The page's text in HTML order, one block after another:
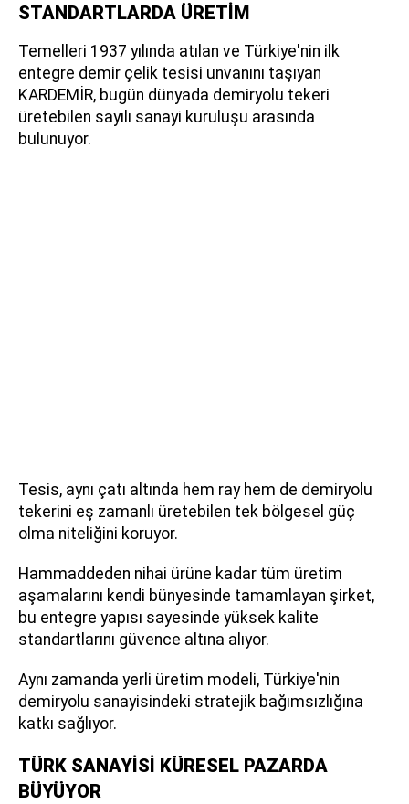
STANDARTLARDA ÜRETİM
Temelleri 1937 yılında atılan ve Türkiye'nin ilk
entegre demir çelik tesisi unvanını taşıyan
KARDEMİR, bugün dünyada demiryolu tekeri
üretebilen sayılı sanayi kuruluşu arasında
bulunuyor.
Tesis, aynı çatı altında hem ray hem de demiryolu
tekerini eş zamanlı üretebilen tek bölgesel güç
olma niteliğini koruyor.
Hammaddeden nihai ürüne kadar tüm üretim
aşamalarını kendi bünyesinde tamamlayan şirket,
bu entegre yapısı sayesinde yüksek kalite
standartlarını güvence altına alıyor.
Aynı zamanda yerli üretim modeli, Türkiye'nin
demiryolu sanayisindeki stratejik bağımsızlığına
katkı sağlıyor.
TÜRK SANAYİSİ KÜRESEL PAZARDA
BÜYÜYOR